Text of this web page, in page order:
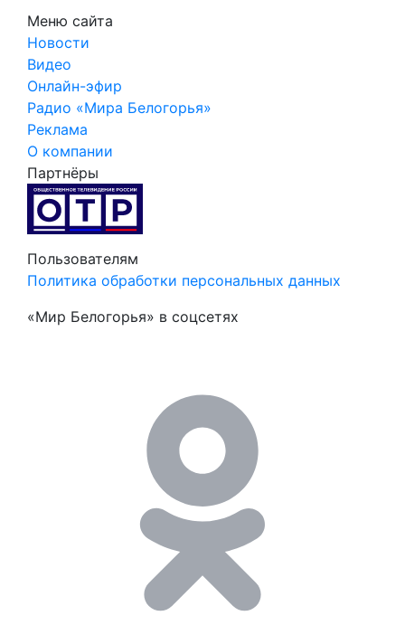
Меню сайта
Новости
Видео
Онлайн-эфир
Радио «Мира Белогорья»
Реклама
О компании
Партнёры
Пользователям
Политика обработки персональных данных
«Мир Белогорья» в соцсетях